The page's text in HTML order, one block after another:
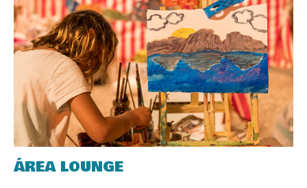
ÁREA LOUNGE